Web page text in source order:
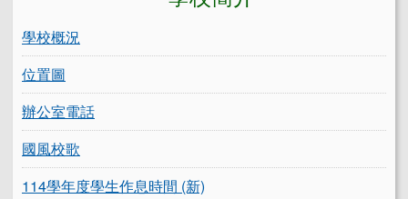
學校概況
位置圖
辦公室電話
國風校歌
114學年度學生作息時間 (新)